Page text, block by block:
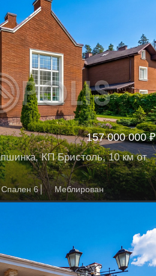
157 000 000 ₽
КП Бристоль, 10 км от
Спален 6 Меблирован